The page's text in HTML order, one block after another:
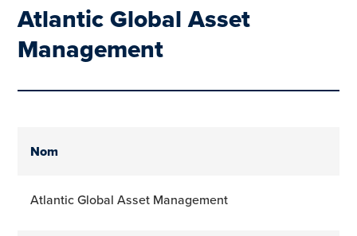
Atlantic Global Asset
Management
Nom
Atlantic Global Asset Management